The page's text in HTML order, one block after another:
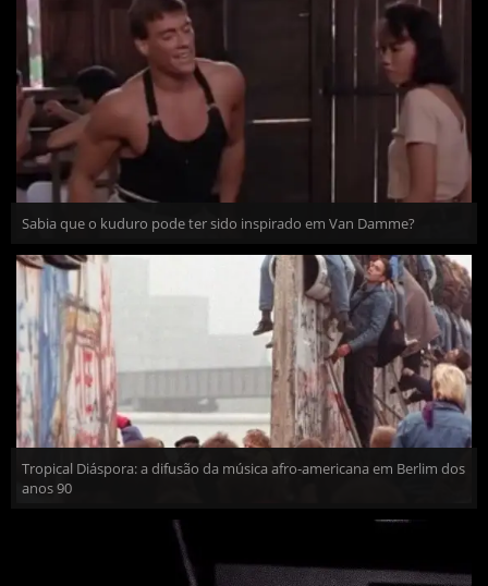
Sabia que o kuduro pode ter sido inspirado em Van Damme?
Tropical Diáspora: a difusão da música afro-americana em Berlim dos
anos 90